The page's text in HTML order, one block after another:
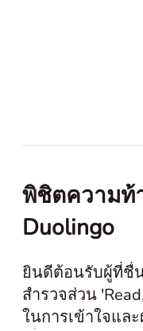
พิชิตความท้
Duolingo
ยินดีต้อนรับผู้ที่ชื่
สำรวจส่วน
ในการเข้าใจแล